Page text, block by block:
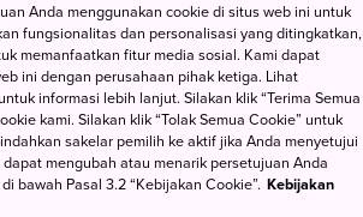
Anda menggunakan cookie di situs web ini untuk
fungsionalitas dan personalisasi yang ditingkatkan,
memanfaatkan fitur media sosial. Kami dapat
ini dengan perusahaan pihak ketiga. Lihat
informasi lebih lanjut. Silakan klik “Terima Semua
kami. Silakan klik “Tolak Semua Cookie” untuk
sakelar pemilih ke aktif jika Anda menyetujui
mengubah atau menarik persetujuan Anda
bawah Pasal 3.2 “Kebijakan Cookie”. Kebijakan